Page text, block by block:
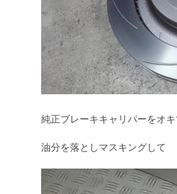
純正ブレーキキャリパーをオ
油分を落としマスキングして